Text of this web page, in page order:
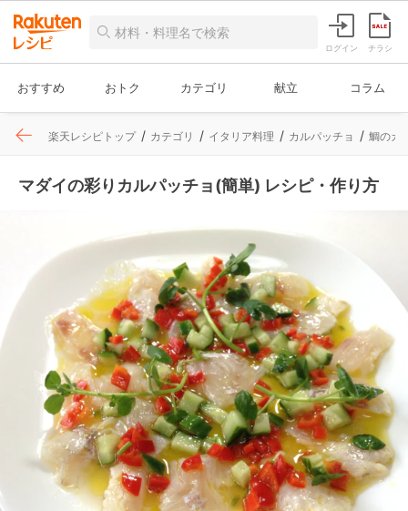
ログイン チラシ
おすすめ おトク カテゴリ 献立 コラム
楽天レシピトップ カテゴリ イタリア料理 カルパッチョ 鯛のカ
マダイの彩りカルパッチョ(簡単) レシピ・作り方